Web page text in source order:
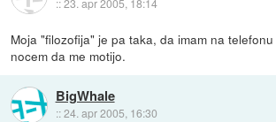
::23. apr 2005, 18:14
Moja "filozofija" je pa taka, da imam na
nocem da me motijo.
BigWhale
::24. apr 2005, 16:30